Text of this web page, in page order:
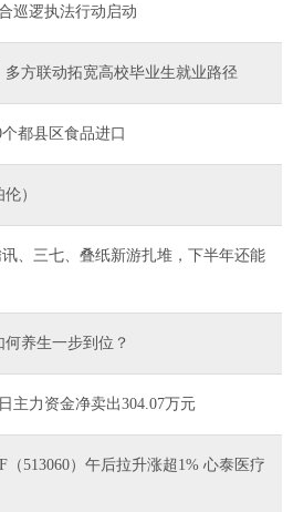
巡逻执法行动启动
多方联动拓宽高校毕业生就业路径
都县区食品进口
）
、三七、叠纸新游扎堆，下半年还能
养生一步到位？
主力资金净卖出304.07万元
513060）午后拉升涨超1% 心泰医疗